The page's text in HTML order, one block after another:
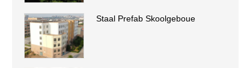
Staal Prefab Skoolgeboue